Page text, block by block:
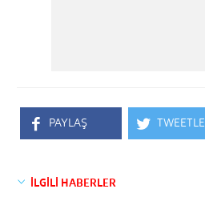
PAYLAŞ TWEETLE
İLGİLİ HABERLER